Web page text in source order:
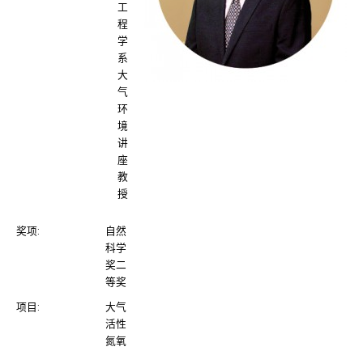
工
程
学
系
大
气
环
境
讲
座
教
授
奖项:
自然
科学
奖二
等奖
项目:
大气
活性
氮氧